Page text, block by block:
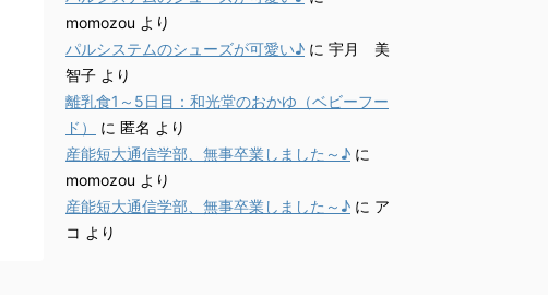
momozou より
パルシステムのシューズが可愛い♪ に 宇月 美
智子 より
離乳食1～5日目：和光堂のおかゆ（ベビーフー
ド）
に 匿名 より
産能短大通信学部、無事卒業しました～♪ に
momozou より
産能短大通信学部、無事卒業しました～♪ に ア
コ より